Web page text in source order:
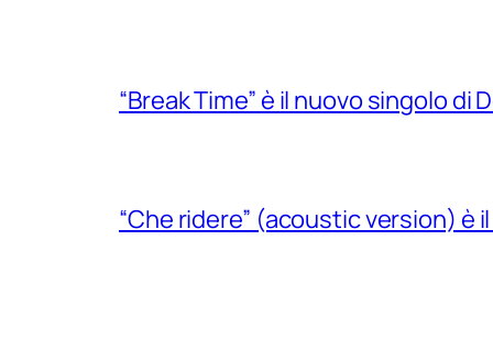
“Break Time” è il nuovo singolo di
“Che ridere” (acoustic version) è